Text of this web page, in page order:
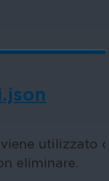
utilizzato
eliminare.